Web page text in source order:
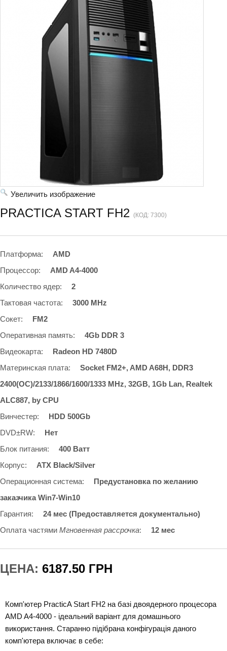
Увеличить изображение
PRACTICA START FH2 (КОД: 7300)
Платформа:
AMD
Процессор:
AMD A4-4000
Количество ядер:
2
Тактовая частота:
3000 MHz
Сокет:
FM2
Оперативная память:
4Gb DDR 3
Видеокарта:
Radeon HD 7480D
Материнская плата:
Socket FM2+, AMD A68H, DDR3
2400(OC)/2133/1866/1600/1333 MHz, 32GB, 1Gb Lan, Realtek
ALC887, by CPU
Винчестер:
HDD 500Gb
DVD±RW:
Нет
Блок питания:
400 Ватт
Корпус:
ATX Black/Silver
Операционная система:
Предустановка по желанию
заказчика Win7-Win10
Гарантия:
24 мес (Предоставляется документально)
Оплата частями Мгновенная рассрочка: 12 мес
ЦЕНА: 6187.50 ГРН
Комп'ютер PracticA Start FH2 на базі двоядерного процесора
AMD A4-4000 - ідеальний варіант для домашнього
використання. Старанно підібрана конфігурація даного
комп'ютера включає в себе: